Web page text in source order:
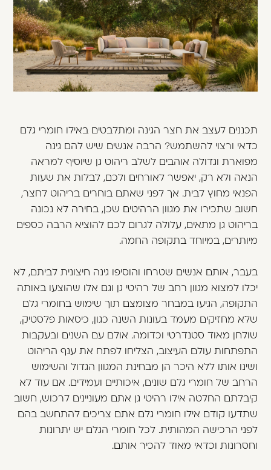
משתמש חדש/אורח
דאגנו לכם ליצירת חשבון קלה ומהירה במיוחד.
המשיכו למילוי פרטיכם ותוכלו ליהנות מהיתרונות של
משתמש רשום כבר עכשיו.
להרשמה
תכננים לעצב את חצר הגינה ומתלבטים באילו חומרי גלם
כדאי ורצוי להשתמש? הרבה אנשים שיש להם גינה
מפוארת וגדולה אוהבים לשלב ריהוט גן שיוסיף למראה
הנאה ולא רק, יאפשר לאורחים ולכם, לבלות את שעות
הפנאי מחוץ לבית. אך לפני שאתם בוחרים בריהוט לחצר,
חשוב שתכירו את מגוון הרהיטים שכן, בחירה לא נכונה
בריהוט גן מתאים, עלולה לגרום לכם להוציא הרבה כספים
מיותרים, במיוחד בתקופה החמה.
בעבר, אותם אנשים שטרחו והוסיפו גינה חיצונית לביתם, לא
יכלו למצוא מגוון רחב של רהיטי גן וגם אלו שהוצעו באותה
התקופה, הגיעו במבחר מצומצם תוך שימוש בחומרי גלם
שלא מחזיקים מעמד בעונות השנה כגון, כיסאות פלסטיק,
שולחן מאוד סטנדרטי וכדומה. אולם עם השנים ובעקבות
התפתחות עולם העיצוב, הצליחו לפתח את ענף הריהוט
ושינו אותו ללא היכר הן מבחינת המגוון הגדול והשימוש
הרחב של חומרי גלם שונים, איכותיים ועמידים. אם עוד לא
קיבלתם החלטה אילו רהיטי גן אתם מעוניינים לרכוש, חשוב
שתדעו קודם אילו חומרי גלם אתם צריכים להתחשב בהם
לפני הרכישה המהותית. לכל חומרי הגלם יש יתרונות
וחסרונות וכדאי מאוד להכיר אותם.